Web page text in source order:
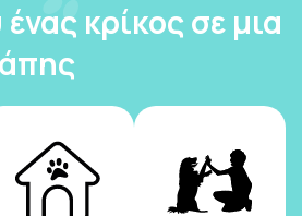
ένας κρίκος σε μια